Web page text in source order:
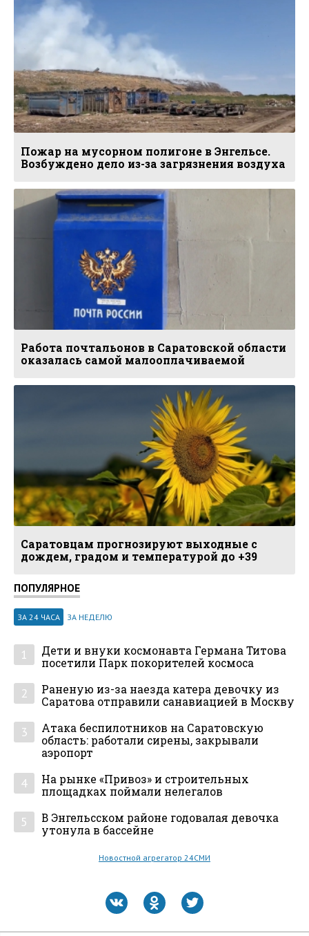
Пожар на мусорном полигоне в Энгельсе.
Возбуждено дело из-за загрязнения воздуха
Работа почтальонов в Саратовской области
оказалась самой малооплачиваемой
Саратовцам прогнозируют выходные с
дождем, градом и температурой до +39
ПОПУЛЯРНОЕ
ЗА 24 ЧАСА ЗА НЕДЕЛЮ
1
Дети и внуки космонавта Германа Титова
посетили Парк покорителей космоса
2
Раненую из-за наезда катера девочку из
Саратова отправили санавиацией в Москву
3
Атака беспилотников на Саратовскую
область: работали сирены, закрывали
аэропорт
4
На рынке «Привоз» и строительных
площадках поймали нелегалов
5
В Энгельсском районе годовалая девочка
утонула в бассейне
Новостной агрегатор 24СМИ